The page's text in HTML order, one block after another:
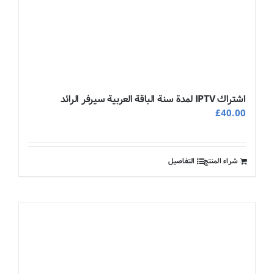
اشتراك IPTV لمدة سنة الباقة العربية سيرفر الرائد
£40.00
شراء المنتج التفاصيل